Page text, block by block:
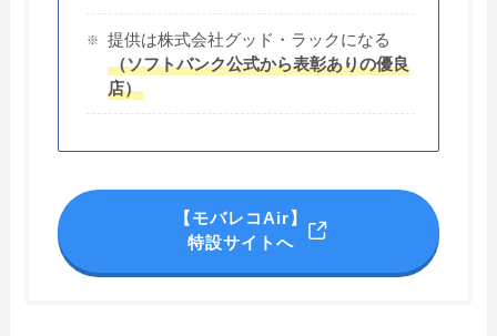
提供は株式会社グッド・ラックになる
（ソフトバンク公式から表彰ありの優良
店）
【モバレコAir】
特設サイトへ